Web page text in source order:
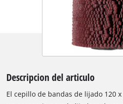
Descripcion del articulo
El cepillo de bandas de lijado 120